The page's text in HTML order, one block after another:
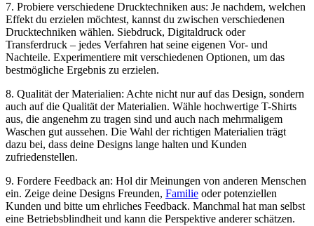
7. Probiere verschiedene Drucktechniken aus: Je nachdem, welchen
Effekt du erzielen möchtest, kannst du zwischen verschiedenen
Drucktechniken wählen. Siebdruck, Digitaldruck oder
Transferdruck – jedes Verfahren hat seine eigenen Vor- und
Nachteile. Experimentiere mit verschiedenen Optionen, um das
bestmögliche Ergebnis zu erzielen.
8. Qualität der Materialien: Achte nicht nur auf das Design, sondern
auch auf die Qualität der Materialien. Wähle hochwertige T-Shirts
aus, die angenehm zu tragen sind und auch nach mehrmaligem
Waschen gut aussehen. Die Wahl der richtigen Materialien trägt
dazu bei, dass deine Designs lange halten und Kunden
zufriedenstellen.
9. Fordere Feedback an: Hol dir Meinungen von anderen Menschen
ein. Zeige deine Designs Freunden, Familie oder potenziellen
Kunden und bitte um ehrliches Feedback. Manchmal hat man selbst
eine Betriebsblindheit und kann die Perspektive anderer schätzen.